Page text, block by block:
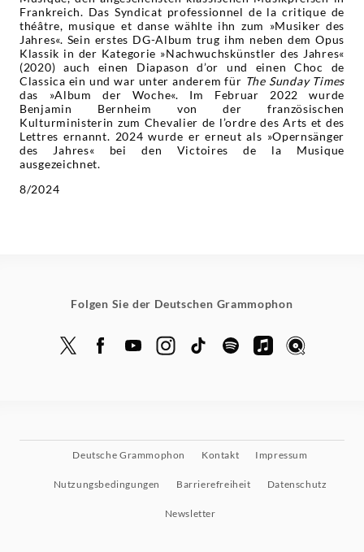
Frankreich. Das Syndicat professionnel de la critique de
théâtre, musique et danse wählte ihn zum »Musiker des
Jahres«. Sein erstes DG-Album trug ihm neben dem Opus
Klassik in der Kategorie »Nachwuchskünstler des Jahres«
(2020) auch einen Diapason d’or und einen Choc de
Classica ein und war unter anderem für The Sunday Times
das »Album der Woche«. Im Februar 2022 wurde
Benjamin Bernheim von der französischen
Kulturministerin zum Chevalier de l’ordre des Arts et des
Lettres ernannt. 2024 wurde er erneut als »Opernsänger
des Jahres« bei den Victoires de la Musique
ausgezeichnet.
8/2024
Folgen Sie der Deutschen Grammophon
Deutsche Grammophon Kontakt Impressum
Nutzungsbedingungen Barrierefreiheit Datenschutz
Newsletter